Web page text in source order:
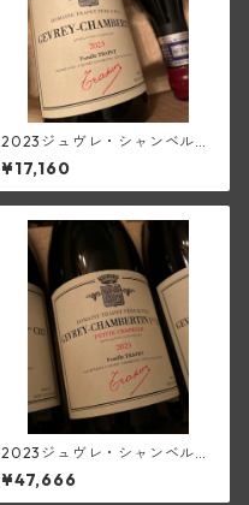
2023ジュヴレ・シャンベルタ
ン(トラペ)
¥17,160
2023ジュヴレ・シャンベルタ
ン1級プティト・シャペル(トラ
ペ)
¥47,666